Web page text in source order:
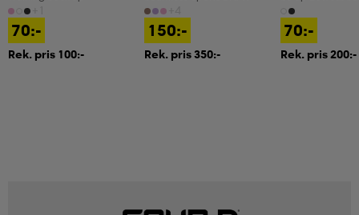
70:-
Rek. pris 100:-
150:-
Rek. pris 350:-
70:-
Rek. pris 200:-